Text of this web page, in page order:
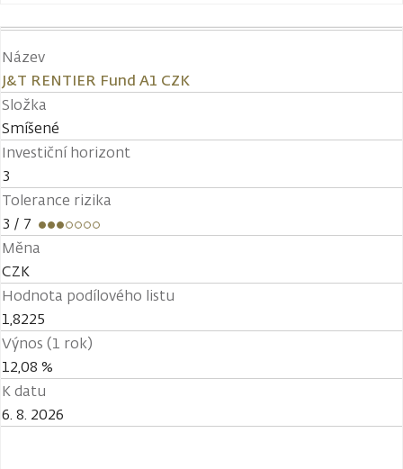
Název
J&T RENTIER Fund A1 CZK
Složka
Smíšené
Investiční horizont
3
Tolerance rizika
3 / 7
Měna
CZK
Hodnota podílového listu
1,8225
Výnos (1 rok)
12,08 %
K datu
6. 8. 2026